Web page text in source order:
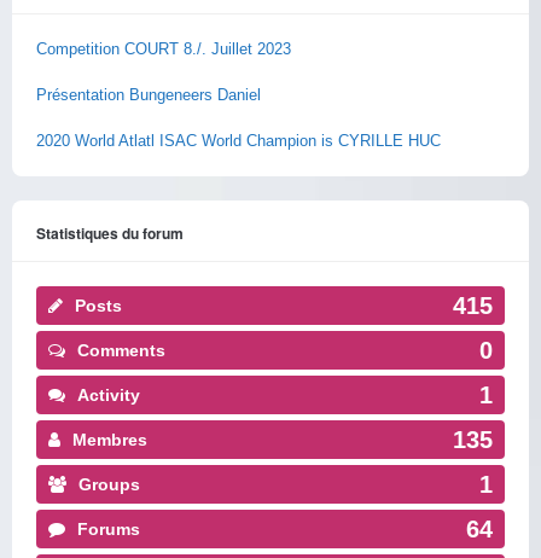
Competition COURT 8./. Juillet 2023
Présentation Bungeneers Daniel
2020 World Atlatl ISAC World Champion is CYRILLE HUC
Statistiques du forum
Posts 415
Comments 0
Activity 1
Membres 135
Groups 1
Forums 64